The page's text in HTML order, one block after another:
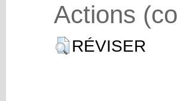
Actions
RÉVISER